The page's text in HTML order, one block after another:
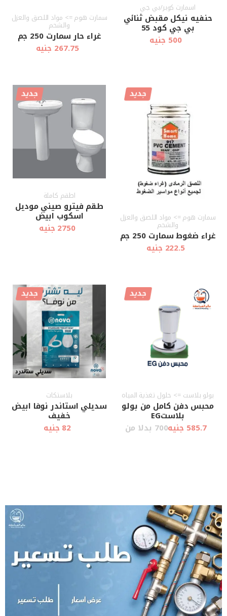
اسمارت كوبر/بي جي
حنفيه نيكل مقبض ثنائي
بي جي كود 55
500 جنيه
العربة عرض سريع
سمارت هوم => مواد اللصق والعزل
والشحم
غراء حار سمارت 250 جم
267.75 جنيه
أضف إلى
العربة عرض سريع
جديد
سمارت هوم => مواد اللصق والعزل
والشحم
غراء ضغوط سمارت 250 جم
222.5 جنيه
أضف إلى
العربة عرض سريع
جديد
اطقم كاملة
طقم فيترو صيني موديل
اسكوب ابيض
2750 جنيه
أضف إلى
العربة عرض سريع
جديد
بولو بلاست => حلول تغذية المياه
محبس دفن كامل من بولو
بلاستEG
585.7 جنيه
700 بدلا من
جديد
بلاستكات
سديلي استاندر نوفا ابيض
خفيف
82 جنيه